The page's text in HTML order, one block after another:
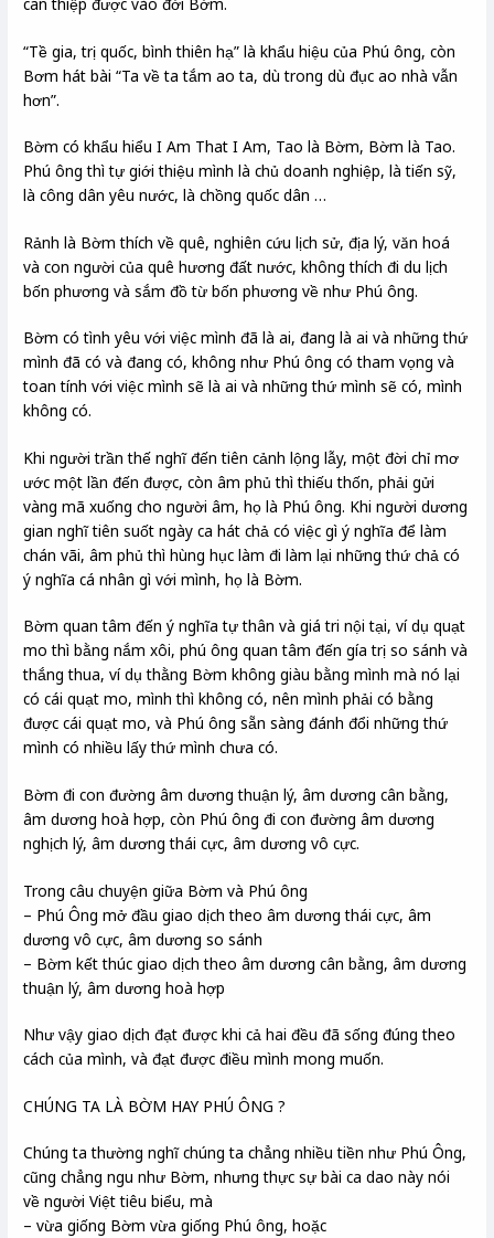
can thiệp được vào đời Bờm.
“Tề gia, trị quốc, bình thiên hạ” là khẩu hiệu của Phú ông, còn
Bơm hát bài “Ta về ta tắm ao ta, dù trong dù đục ao nhà vẫn
hơn”.
Bờm có khẩu hiểu I Am That I Am, Tao là Bờm, Bờm là Tao.
Phú ông thì tự giới thiệu mình là chủ doanh nghiệp, là tiến sỹ,
là công dân yêu nước, là chồng quốc dân …
Rảnh là Bờm thích về quê, nghiên cứu lịch sử, địa lý, văn hoá
và con người của quê hương đất nước, không thích đi du lịch
bốn phương và sắm đồ từ bốn phương về như Phú ông.
Bờm có tình yêu với việc mình đã là ai, đang là ai và những thứ
mình đã có và đang có, không như Phú ông có tham vọng và
toan tính với việc mình sẽ là ai và những thứ mình sẽ có, mình
không có.
Khi người trần thế nghĩ đến tiên cảnh lộng lẫy, một đời chỉ mơ
ước một lần đến được, còn âm phủ thì thiếu thốn, phải gửi
vàng mã xuống cho người âm, họ là Phú ông. Khi người dương
gian nghĩ tiên suốt ngày ca hát chả có việc gì ý nghĩa để làm
chán vãi, âm phủ thì hùng hục làm đi làm lại những thứ chả có
ý nghĩa cá nhân gì với mình, họ là Bờm.
Bờm quan tâm đến ý nghĩa tự thân và giá tri nội tại, ví dụ quạt
mo thì bằng nắm xôi, phú ông quan tâm đến gía trị so sánh và
thắng thua, ví dụ thằng Bờm không giàu bằng mình mà nó lại
có cái quạt mo, mình thì không có, nên mình phải có bằng
được cái quạt mo, và Phú ông sẵn sàng đánh đổi những thứ
mình có nhiều lấy thứ mình chưa có.
Bờm đi con đường âm dương thuận lý, âm dương cân bằng,
âm dương hoà hợp, còn Phú ông đi con đường âm dương
nghịch lý, âm dương thái cực, âm dương vô cực.
Trong câu chuyện giữa Bờm và Phú ông
– Phú Ông mở đầu giao dịch theo âm dương thái cực, âm
dương vô cực, âm dương so sánh
– Bờm kết thúc giao dịch theo âm dương cân bằng, âm dương
thuận lý, âm dương hoà hợp
Như vậy giao dịch đạt được khi cả hai đều đã sống đúng theo
cách của mình, và đạt được điều mình mong muốn.
CHÚNG TA LÀ BỜM HAY PHÚ ÔNG ?
Chúng ta thường nghĩ chúng ta chẳng nhiều tiền như Phú Ông,
cũng chẳng ngu như Bờm, nhưng thực sự bài ca dao này nói
về người Việt tiêu biểu, mà
– vừa giống Bờm vừa giống Phú ông, hoặc